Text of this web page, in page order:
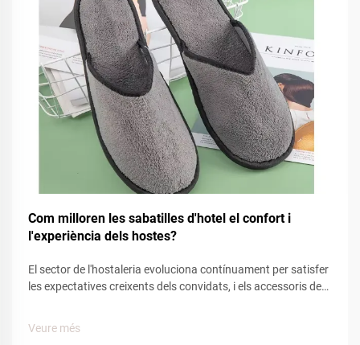
Com milloren les sabatilles d'hotel el confort i
l'experiència dels hostes?
El sector de l'hostaleria evoluciona contínuament per satisfer
les expectatives creixents dels convidats, i els accessoris de
Veure més